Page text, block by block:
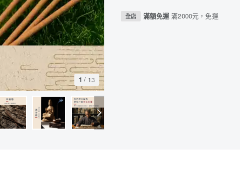
1 / 13
全店 滿額免運滿2000元，免運